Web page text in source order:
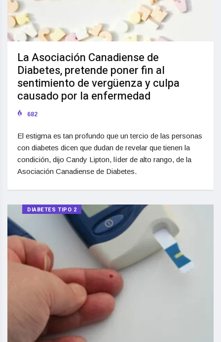
La Asociación Canadiense de
Diabetes, pretende poner fin al
sentimiento de vergüenza y culpa
causado por la enfermedad
682
El estigma es tan profundo que un tercio de las personas
con diabetes dicen que dudan de revelar que tienen la
condición, dijo Candy Lipton, líder de alto rango, de la
Asociación Canadiense de Diabetes.
DIABETES TIPO 2